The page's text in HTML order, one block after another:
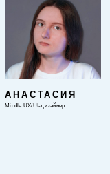
АНАСТАСИЯ
Middle UX/UI-дизайнер